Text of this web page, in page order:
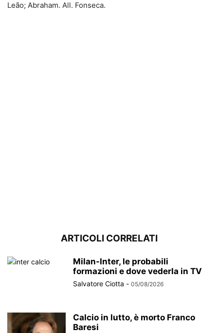
Leão; Abraham. All. Fonseca.
ARTICOLI CORRELATI
Milan-Inter, le probabili
formazioni e dove vederla in TV
Salvatore Ciotta - 05/08/2026
Calcio in lutto, è morto Franco
Baresi